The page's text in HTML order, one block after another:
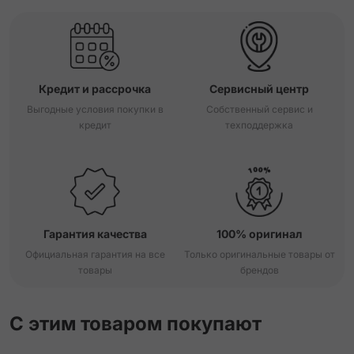
Кредит и рассрочка
Выгодные условия покупки в
кредит
Сервисный центр
Собственный сервис и
техподдержка
Гарантия качества
Официальная гарантия на все
товары
100% оригинал
Только оригинальные товары от
брендов
С этим товаром покупают